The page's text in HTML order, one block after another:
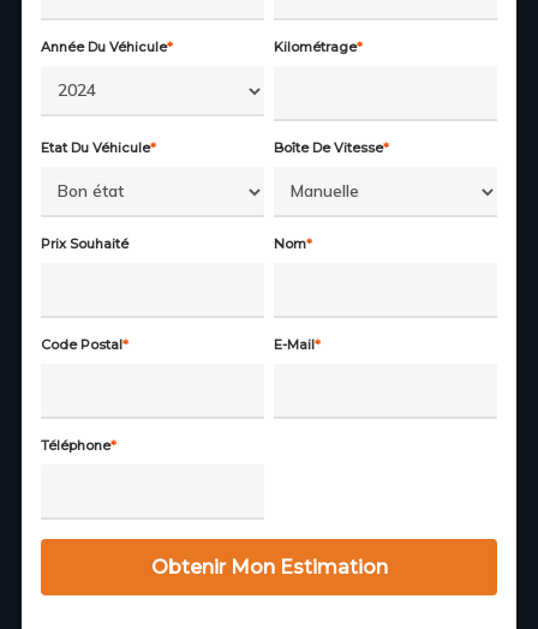
Année Du Véhicule* Kilométrage*
Etat Du Véhicule* Boîte De Vitesse*
Prix Souhaité Nom*
Code Postal* E-Mail*
Téléphone*